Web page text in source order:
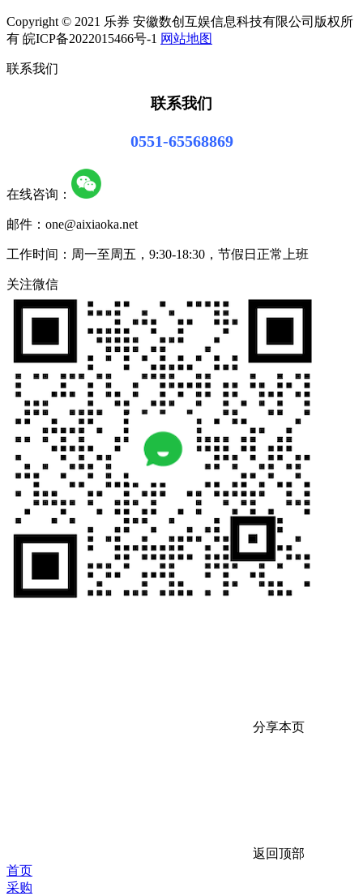
Copyright © 2021 乐券 安徽数创互娱信息科技有限公司版权所
有 皖ICP备2022015466号-1 网站地图
联系我们
联系我们
0551-65568869
在线咨询：
邮件：one@aixiaoka.net
工作时间：周一至周五，9:30-18:30，节假日正常上班
关注微信
分享本页
返回顶部
首页
采购